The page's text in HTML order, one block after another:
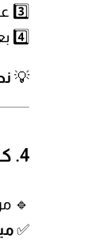
3️⃣ عند العثور على الإضافة المناسبة، اضغط على
4️⃣ بعد انتهاء التثبيت، اضغط على
💡
4. كيفية تحديث الإضافات في ووردبريس
🔹
✅